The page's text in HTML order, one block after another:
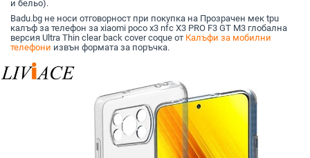
и бельо).
Badu.bg не носи отговорност при покупка на Прозрачен мек tpu
калъф за телефон за xiaomi poco x3 nfc X3 PRO F3 GT M3 глобална
версия Ultra Thin clear back cover coque от Калъфи за мобилни
телефони извън формата за поръчка.